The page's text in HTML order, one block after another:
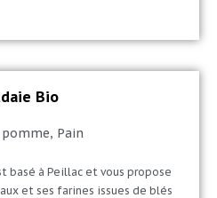
Bio
pomme, Pain
basé à Peillac et vous propose
et ses farines issues de blés